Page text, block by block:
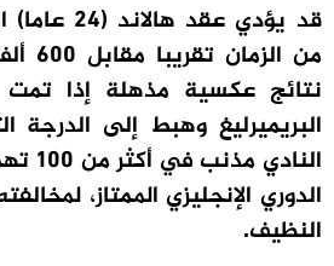
قد يؤدي
من
نتائج عكسية مذهلة إذا
البريميرليغ وهبط إلى الدرجة
الدوري الإنجليزي الممتاز،
النظيف.